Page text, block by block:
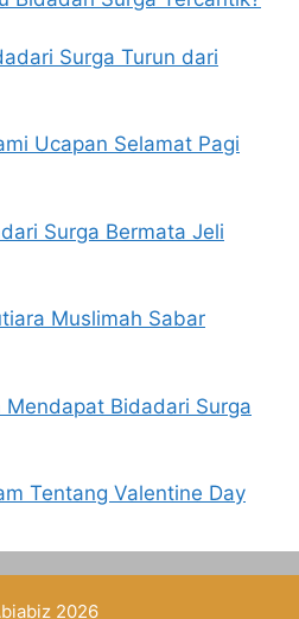
Surga Turun dari
Ucapan Selamat Pagi
Surga Bermata Jeli
Muslimah Sabar
Mendapat Bidadari Surga
Tentang Valentine Day
2026